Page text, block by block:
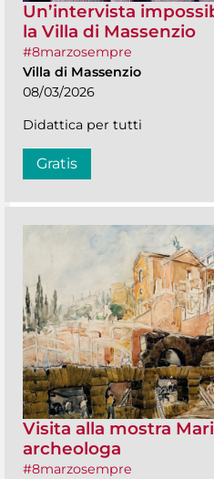
Un’intervista
la Villa di Massenzio
#8marzosempre
Villa di Massenzio
08/03/2026
Didattica per tutti
Gratis
Visita alla mostra
archeologa
#8marzosempre